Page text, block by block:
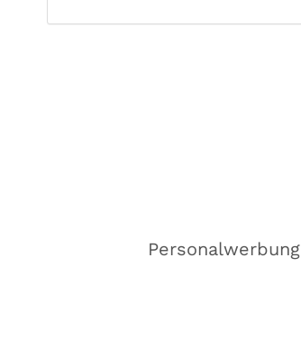
Personalwerbung